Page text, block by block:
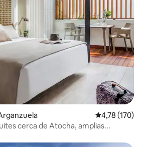
Calificación
4,78 (170)
cerca de Atocha, amplias...